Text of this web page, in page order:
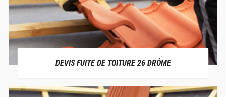
DEVIS FUITE DE TOITURE 26 DRÔME